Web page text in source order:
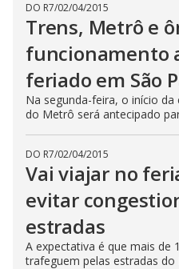
DO R7/02/04/2015
Trens, Metrô e
funcionamento
feriado em São
Na segunda-feira, o início
do Metrô será antecipado
DO R7/02/04/2015
Vai viajar no
evitar
estradas
A expectativa é que mais de
trafeguem pelas estradas do